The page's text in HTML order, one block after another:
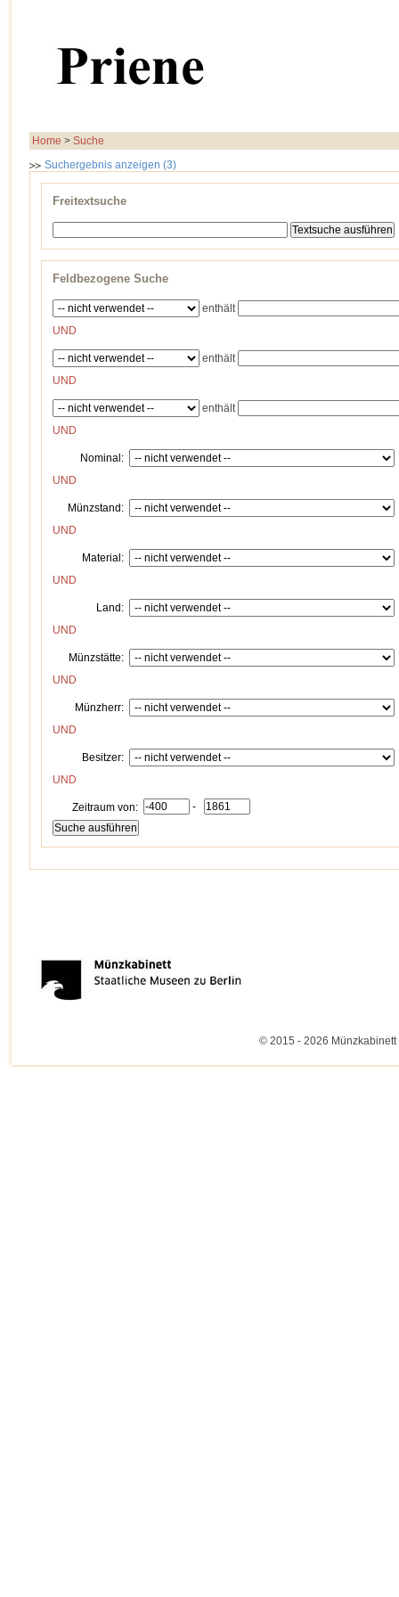
Home > Suche
Suchergebnis anzeigen (3)
Freitextsuche
Feldbezogene Suche
enthält
UND
enthält
UND
enthält
UND
Nominal:
UND
Münzstand:
UND
Material:
UND
Land:
UND
Münzstätte:
UND
Münzherr:
UND
Besitzer:
UND
Zeitraum von: -
© 2015 - 2026